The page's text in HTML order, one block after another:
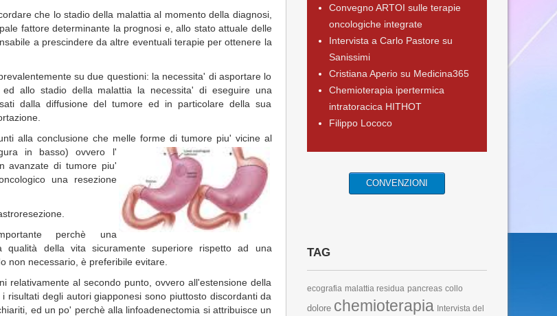
che lo stadio della malattia al momento della diagnosi,
fattore determinante la prognosi e, allo stato attuale delle
a prescindere da altre eventuali terapie per ottenere la
su due questioni: la necessita' di asportare lo
allo stadio della malattia la necessita' di eseguire una
dalla diffusione del tumore ed in particolare della sua
alla conclusione che melle forme di tumore piu' vicine al
in basso)ovvero l'
avanzate di tumore piu'
una resezione
perchè una
qualità della vita sicuramente superiore rispetto ad una
non necessario, è preferibile evitare.
relativamente al secondo punto, ovvero all'estensione della
risultati degli autori giapponesi sono piuttosto discordanti da
ed un po' perchè alla linfoadenectomia si attribuisce un
Convegno ARTOI sulle terapie
oncologiche integrate
Intervista a Carlo Pastore su
Sanissimi
Cristiana Aperio su Medicina365
Chemioterapia ipertermica
intratoracica HITHOT
Filippo Lococo
CONVENZIONI
TAG
ecografia malattia residua pancreas collo
dolore chemioterapia Intervista del